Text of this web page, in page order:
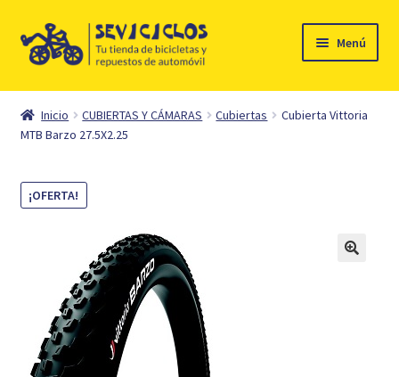
Ir
Ir
al
Menú
Inicio
Ciclismo
Automóvil
Contacto
Inicio CUBIERTAS Y CÁMARAS Cubiertas
Cubierta Vittoria
MTB Barzo 27.5X2.25
¡OFERTA!